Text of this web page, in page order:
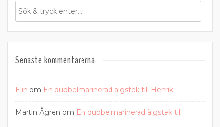
Senaste kommentarerna
Elin om En dubbelmarinerad älgstek till Henrik
Martin Ågren om En dubbelmarinerad älgstek till